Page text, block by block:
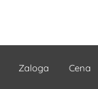
Zaloga Cena